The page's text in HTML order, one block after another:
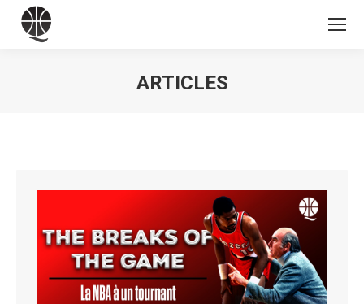
ARTICLES